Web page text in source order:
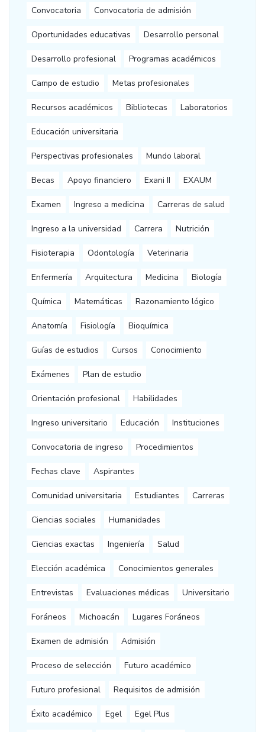
Convocatoria Convocatoria de admisión
Oportunidades educativas Desarrollo personal
Desarrollo profesional Programas académicos
Campo de estudio Metas profesionales
Recursos académicos Bibliotecas Laboratorios
Educación universitaria
Perspectivas profesionales Mundo laboral
Becas Apoyo financiero Exani II EXAUM
Examen Ingreso a medicina Carreras de salud
Ingreso a la universidad Carrera Nutrición
Fisioterapia Odontología Veterinaria
Enfermería Arquitectura Medicina Biología
Química Matemáticas Razonamiento lógico
Anatomía Fisiología Bioquímica
Guías de estudios Cursos Conocimiento
Exámenes Plan de estudio
Orientación profesional Habilidades
Ingreso universitario Educación Instituciones
Convocatoria de ingreso Procedimientos
Fechas clave Aspirantes
Comunidad universitaria Estudiantes Carreras
Ciencias sociales Humanidades
Ciencias exactas Ingeniería Salud
Elección académica Conocimientos generales
Entrevistas Evaluaciones médicas Universitario
Foráneos Michoacán Lugares Foráneos
Examen de admisión Admisión
Proceso de selección Futuro académico
Futuro profesional Requisitos de admisión
Éxito académico Egel Egel Plus